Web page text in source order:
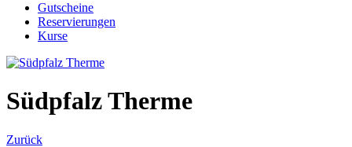
Gutscheine
Reservierungen
Kurse
Südpfalz Therme
Zurück